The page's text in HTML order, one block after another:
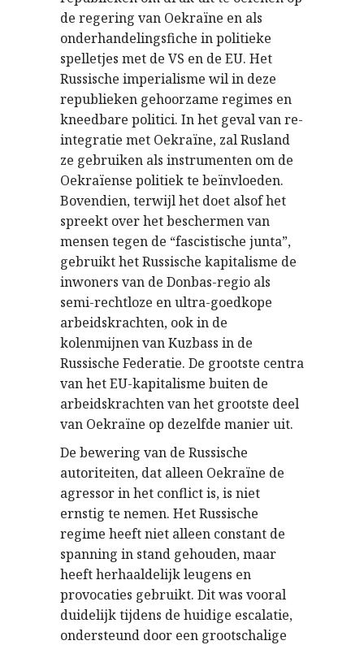
de regering van Oekraïne en als
onderhandelingsfiche in politieke
spelletjes met de VS en de EU. Het
Russische imperialisme wil in deze
republieken gehoorzame regimes en
kneedbare politici. In het geval van re-
integratie met Oekraïne, zal Rusland
ze gebruiken als instrumenten om de
Oekraïense politiek te beïnvloeden.
Bovendien, terwijl het doet alsof het
spreekt over het beschermen van
mensen tegen de “fascistische junta”,
gebruikt het Russische kapitalisme de
inwoners van de Donbas-regio als
semi-rechtloze en ultra-goedkope
arbeidskrachten, ook in de
kolenmijnen van Kuzbass in de
Russische Federatie. De grootste centra
van het EU-kapitalisme buiten de
arbeidskrachten van het grootste deel
van Oekraïne op dezelfde manier uit.
De bewering van de Russische
autoriteiten, dat alleen Oekraïne de
agressor in het conflict is, is niet
ernstig te nemen. Het Russische
regime heeft niet alleen constant de
spanning in stand gehouden, maar
heeft herhaaldelijk leugens en
provocaties gebruikt. Dit was vooral
duidelijk tijdens de huidige escalatie,
ondersteund door een grootschalige